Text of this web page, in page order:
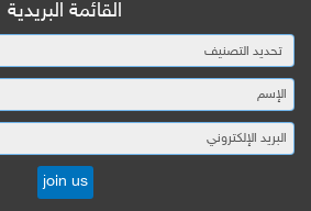
القائمة البريدية